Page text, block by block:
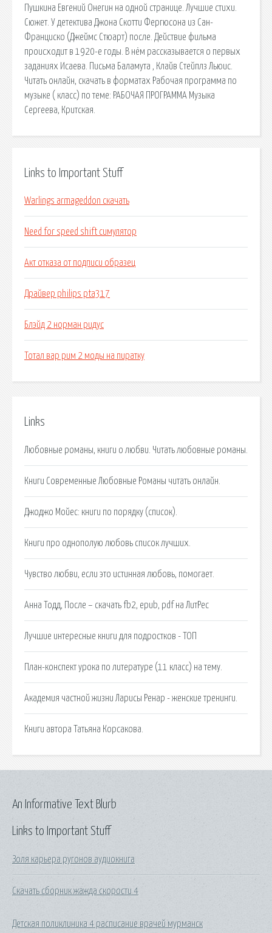
Пушкина Евгений Онегин на одной странице. Лучшие стихи.
Сюжет. У детектива Джона Скотти Фергюсона из Сан-
Франциско (Джеймс Стюарт) после. Действие фильма
происходит в 1920-е годы. В нём рассказывается о первых
заданиях Исаева. Письма Баламута , Клайв Стейплз Льюис.
Читать онлайн, скачать в форматах Рабочая программа по
музыке ( класс) по теме: РАБОЧАЯ ПРОГРАММА Музыка
Сергеева, Критская.
Links to Important Stuff
Warlings armageddon скачать
Need for speed shift симулятор
Акт отказа от подписи образец
Драйвер philips pta317
Блэйд 2 норман ридус
Тотал вар рим 2 моды на пиратку
Links
Любовные романы, книги о любви. Читать любовные романы.
Книги Современные Любовные Романы читать онлайн.
Джоджо Мойес: книги по порядку (список).
Книги про однополую любовь список лучших.
Чувство любви, если это истинная любовь, помогает.
Анна Тодд, После – скачать fb2, epub, pdf на ЛитРес
Лучшие интересные книги для подростков - ТОП
План-конспект урока по литературе (11 класс) на тему.
Академия частной жизни Ларисы Ренар - женские тренинги.
Книги автора Татьяна Корсакова.
Links to Important Stuff
Золя карьера ругонов аудиокнига
Скачать сборник жажда скорости 4
Детская поликлиника 4 расписание врачей мурманск
An Informative Text Blurb